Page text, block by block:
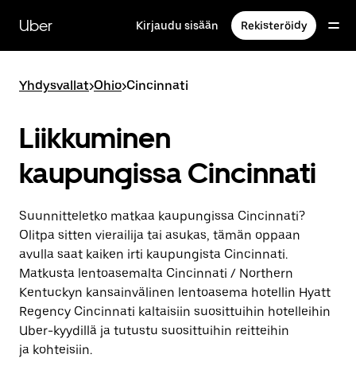
siirry
pääsisältöön
Uber Kirjaudu sisään Rekisteröidy
Yhdysvallat>Ohio>Cincinnati
Liikkuminen
kaupungissa Cincinnati
Suunnitteletko matkaa kaupungissa Cincinnati?
Olitpa sitten vierailija tai asukas, tämän oppaan
avulla saat kaiken irti kaupungista Cincinnati.
Matkusta lentoasemalta Cincinnati / Northern
Kentuckyn kansainvälinen lentoasema hotellin Hyatt
Regency Cincinnati kaltaisiin suosittuihin hotelleihin
Uber-kyydillä ja tutustu suosittuihin reitteihin
ja kohteisiin.